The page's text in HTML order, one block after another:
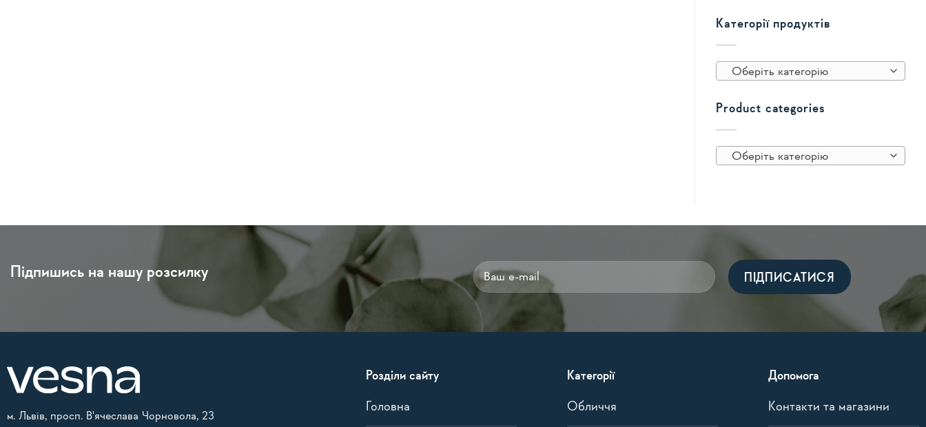
Категорії продуктів
Оберіть категорію
Product categories
Оберіть категорію
Підпишись на нашу розсилку
Alternative:
м. Львів, просп. В'ячеслава Чорновола, 23
Розділи сайту
Головна
Категорії
Обличчя
Допомога
Контакти та магазини